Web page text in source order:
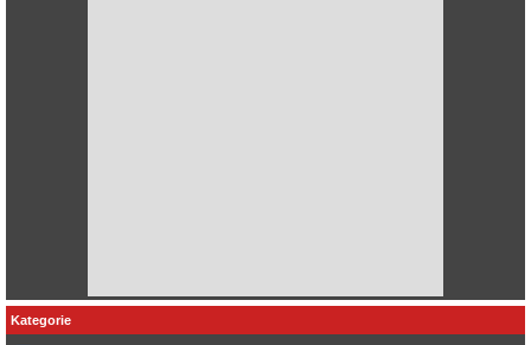
Kategorie